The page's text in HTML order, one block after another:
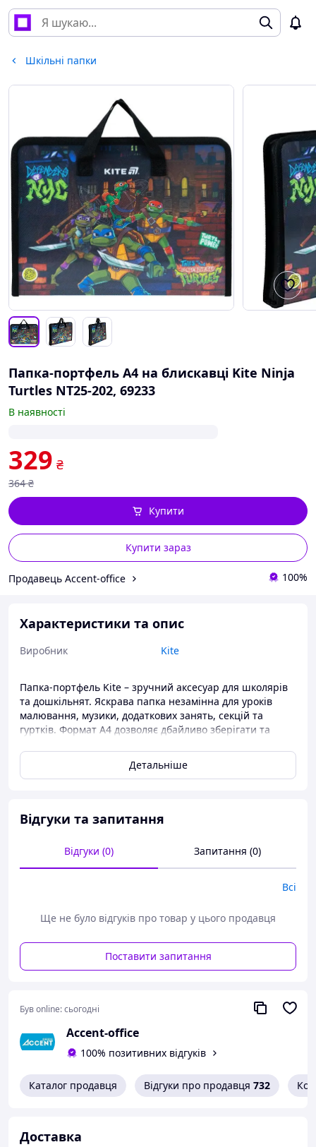
Шкільні папки
Папка-портфель А4 на блискавці Kite Ninja
Turtles NT25-202, 69233
В наявності
329 ₴
364 ₴
Купити зараз
Купити
Продавець Accent-office 100%
Характеристики та опис
Виробник Kite
Папка-портфель Kite – зручний аксесуар для школярів
та дошкільнят. Яскрава папка незамінна для уроків
малювання, музики, додаткових занять, секцій та
гуртків. Формат А4 дозволяє дбайливо зберігати та
набір кольорового паперу. Завдяки міцним стінкам зі
щільного пластику, папка ідеально тримає форму. А
та місткий;можна використовувати як самостійний
аксесуар;щільний пластик (650 мкм) – міцний та
поверхню від пошкоджень і подряпин, попереджає
швидке витирання малюнка з поверхні;м'які текстильні
довго;застібка-блискавка з двома бігунками – можна
відкривати і закривати в будь-яку сторону;Ефектний
дизайн підніматиме настрій.
Детальніше
Відгуки та запитання
Відгуки (0) Запитання (0)
Всі
Ще не було відгуків про товар у цього продавця
Поставити запитання
Був online:сьогодні
Accent-office
100% позитивних відгуків
Каталог продавця Відгуки про продавця 732
Доставка